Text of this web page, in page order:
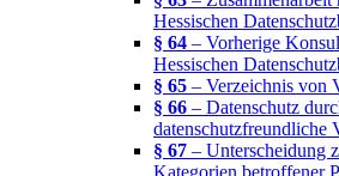
Hessischen
§ 64 – Vorherige
Hessischen
§ 65 – Verzeichnis von
§ 66 – Datenschutz
datenschutzfreundliche
§ 67 – Unterscheidung
Kategorien betroffener